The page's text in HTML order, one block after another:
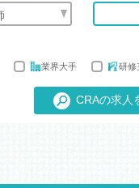
業界大手 研修